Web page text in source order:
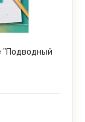
"Подводный